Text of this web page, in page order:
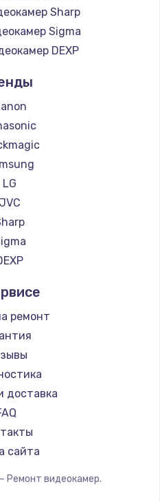
руб.
руб.
данных
руб.
ОС
руб.
BIOS
руб.
SSD
руб.
драйверов
Sharp
Sigma
DEXP
LG
JVC
ремонт
доставка
сайта
Ремонт видеокамер.